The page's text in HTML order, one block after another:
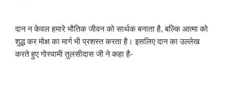
दान न केवल हमारे भौतिक जीवन को सार्थक बनाता है, बल्कि आत्मा को
शुद्ध कर मोक्ष का मार्ग भी प्रशस्त करता है। इसलिए दान का उल्लेख
करते हुए गोस्वामी तुलसीदास जी ने कहा है-